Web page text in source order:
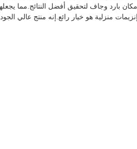
هو خيار رائع.إنه منتج عالي الجودة